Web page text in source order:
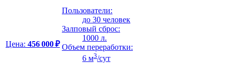
Цена: 456 000 ₽
Пользователи:
до 30 человек
Залповый сброс:
1000 л.
Объем переработки:
6 м3/сут